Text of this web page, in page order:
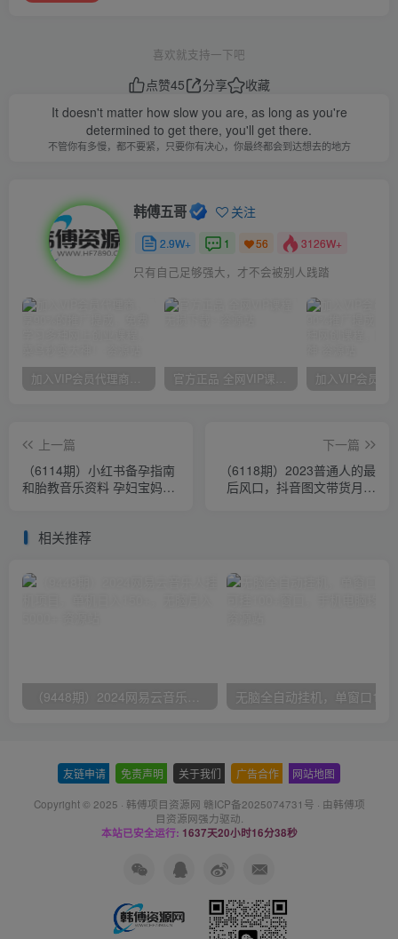
喜欢就支持一下吧
点赞45 分享
收藏
It doesn't matter how slow you are, as long as you're
determined to get there, you'll get there.
不管你有多慢，都不要紧，只要你有决心，你最终都会到达想去的地方
韩傅五哥 关注
2.9W+ 1 56 3126W+
只有自己足够强大，才不会被别人践踏
加入VIP会员代理商，享90%的推广提成，免费学习多种网上创业课程，菜鸟秒变大神！ 官方正品 全网VIP课程 无损下载~
上一篇
（6114期）小红书备孕指南
和胎教音乐资料 孕妇宝妈首
下一篇
（6118期）2023普通人的最
后风口，抖音图文带货月入
相关推荐
（9448期）2024网易云音乐人挂机项目，单机日入150+，无脑月入5000+
友链申请 免责声明 关于我们 广告合作 网站地图
Copyright © 2025 · 韩傅项目资源网 赣ICP备2025074731号 · 由韩傅项
目资源网强力驱动.
本站已安全运行: 1637天20小时16分38秒